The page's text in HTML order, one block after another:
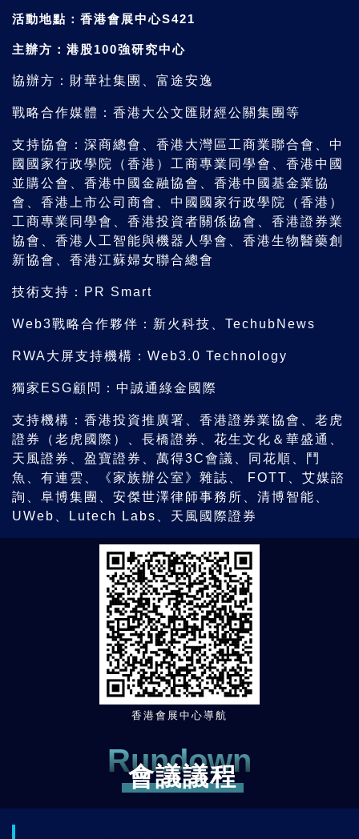
活動地點：香港會展中心S421
主辦方：港股100強研究中心
協辦方：財華社集團、富途安逸
戰略合作媒體：香港大公文匯財經公關集團等
支持協會：深商總會、香港大灣區工商業聯合會、中
國國家行政學院（香港）工商專業同學會、香港中國
並購公會、香港中國金融協會、香港中國基金業協
會、香港上市公司商會、中國國家行政學院（香港）
工商專業同學會、香港投資者關係協會、香港證券業
協會、香港人工智能與機器人學會、香港生物醫藥創
新協會、香港江蘇婦女聯合總會
技術支持：PR Smart
Web3戰略合作夥伴：新火科技、TechubNews
RWA大屏支持機構：Web3.0 Technology
獨家ESG顧問：中誠通綠金國際
支持機構：香港投資推廣署、香港證券業協會、老虎
證券（老虎國際）、長橋證券、花生文化＆華盛通、
天風證券、盈寶證券、萬得3C會議、同花順、鬥
魚、有連雲、《家族辦公室》雜誌、 FOTT、艾媒諮
詢、阜博集團、安傑世澤律師事務所、清博智能、
UWeb、Lutech Labs、天風國際證券
香港會展中心導航
Rundown
會議議程